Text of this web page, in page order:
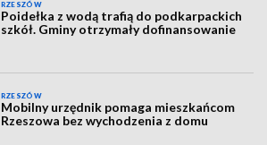
RZESZÓW
Poidełka z wodą trafią do podkarpackich
szkół. Gminy otrzymały dofinansowanie
RZESZÓW
Mobilny urzędnik pomaga mieszkańcom
Rzeszowa bez wychodzenia z domu